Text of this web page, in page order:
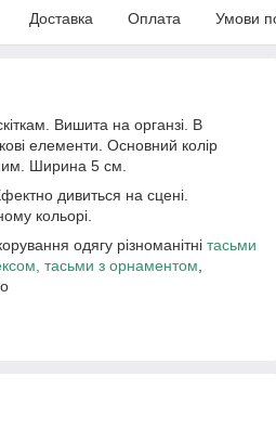
Доставка Оплата Умови
Вишита на органзі. В
елементи. Основний колір
Ширина 5 см.
дивиться на сцені.
кольорі.
одягу різноманітні тасьми
тасьми з орнаментом